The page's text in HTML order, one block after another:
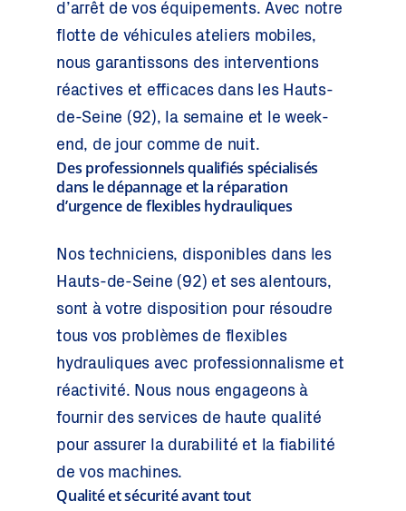
d’arrêt de vos équipements. Avec notre
flotte de véhicules ateliers mobiles,
nous garantissons des interventions
réactives et efficaces dans les Hauts-
de-Seine (92), la semaine et le week-
end, de jour comme de nuit.
Des professionnels qualifiés spécialisés
dans le dépannage et la réparation
d’urgence de flexibles hydrauliques
Nos techniciens, disponibles dans les
Hauts-de-Seine (92) et ses alentours,
sont à votre disposition pour résoudre
tous vos problèmes de flexibles
hydrauliques avec professionnalisme et
réactivité. Nous nous engageons à
fournir des services de haute qualité
pour assurer la durabilité et la fiabilité
de vos machines.
Qualité et sécurité avant tout